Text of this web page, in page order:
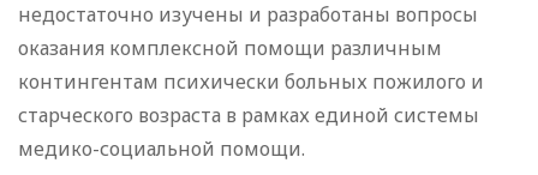
недостаточно изучены и разработаны вопросы
оказания комплексной помощи различным
контингентам психически больных пожилого и
старческого возраста в рамках единой системы
медико-социальной помощи.